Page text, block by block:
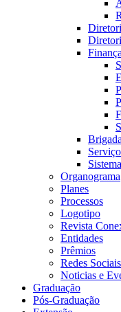
Organograma
Planes
Processos
Logotipo
Revista
Entidades
Prêmios
Redes Sociais
Noticias e
Graduação
Pós-Graduação